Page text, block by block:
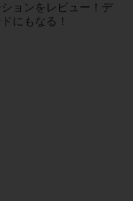
ョンをレビュー！デ
にもなる！